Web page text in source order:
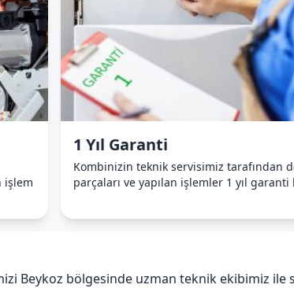
işlem
1 Yıl Garanti
Kombinizin teknik servisimiz tarafından
parçaları ve yapılan işlemler 1 yıl garanti
Beykoz bölgesinde uzman teknik ekibimiz